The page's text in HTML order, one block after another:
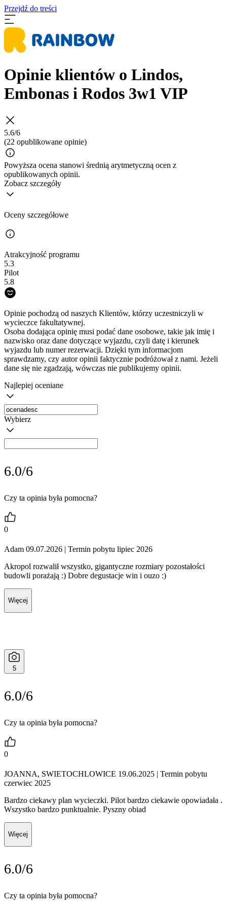
Przejdź do treści
Opinie klientów o Lindos,
Embonas i Rodos 3w1 VIP
5.6/6
(22 opublikowane opinie)
Powyższa ocena stanowi średnią arytmetyczną ocen z
opublikowanych opinii.
Zobacz szczegóły
Oceny szczegółowe
Atrakcyjność programu
5.3
Pilot
5.8
Opinie pochodzą od naszych Klientów, którzy uczestniczyli w
wycieczce fakultatywnej.
Osoba dodająca opinię musi podać dane osobowe, takie jak imię i
nazwisko oraz dane dotyczące wyjazdu, czyli datę i kierunek
wyjazdu lub numer rezerwacji. Dzięki tym informacjom
sprawdzamy, czy autor opinii faktycznie podróżował z nami. Jeżeli
dane się nie zgadzają, wówczas nie publikujemy opinii.
Najlepiej oceniane
Wybierz
6.0/6
Czy ta opinia była pomocna?
0
Adam 09.07.2026 | Termin pobytu lipiec 2026
Akropol rozwalił wszystko, gigantyczne rozmiary pozostałości
budowli porażają :) Dobre degustacje win i ouzo :)
Więcej
5
6.0/6
Czy ta opinia była pomocna?
0
JOANNA, SWIETOCHLOWICE 19.06.2025 | Termin pobytu
czerwiec 2025
Bardzo ciekawy plan wycieczki. Pilot bardzo ciekawie opowiadała .
Wszystko bardzo punktualnie. Pyszny obiad
Więcej
6.0/6
Czy ta opinia była pomocna?